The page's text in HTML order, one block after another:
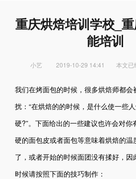
重庆烘焙培训学校_
能培训
小艺 2019-10-29 14:41 本文已
我们在烤面包的时候，很多烘焙师都会
扰：“在烘焙的的时候，是什么使一些
硬?”。下面给出的一些建议也许会对你
硬的面包皮或者面包等意味着烘焙的温
了，或者开始的时候面团没有揉好，因
时候请按照下面的技巧制作：